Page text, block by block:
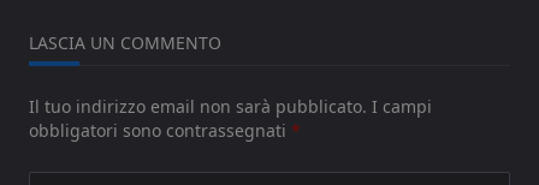
LASCIA UN COMMENTO
Il tuo indirizzo email non sarà pubblicato. I campi
obbligatori sono contrassegnati *